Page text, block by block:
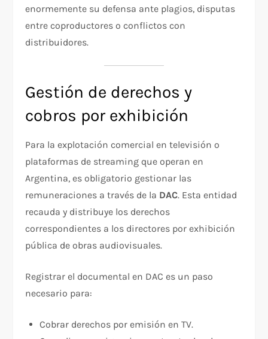
enormemente su defensa ante plagios, disputas
entre coproductores o conflictos con
distribuidores.
Gestión de derechos y
cobros por exhibición
Para la explotación comercial en televisión o
plataformas de streaming que operan en
Argentina, es obligatorio gestionar las
remuneraciones a través de la DAC. Esta entidad
recauda y distribuye los derechos
correspondientes a los directores por exhibición
pública de obras audiovisuales.
Registrar el documental en DAC es un paso
necesario para:
Cobrar derechos por emisión en TV.